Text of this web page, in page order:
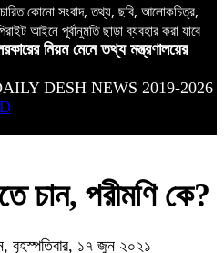
কোনো সংবাদ, তথ্য, ছবি, আলোকচিত্র,
আইনে পূর্বানুমতি ছাড়া ব্যবহার করা যাবে
নিয়ম মেনে তথ্য মন্ত্রণালয়ের
DESH NEWS 2019-2026
চান, পরীমণি কে?
বৃহস্পতিবার, ১৭ জুন ২০২১